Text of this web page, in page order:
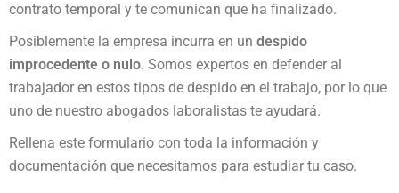
contrato temporal y te comunican que ha finalizado.
Posiblemente la empresa incurra en un despido
improcedente o nulo. Somos expertos en defender al
trabajador en estos tipos de despido en el trabajo, por lo que
uno de nuestro abogados laboralistas te ayudará.
Rellena este formulario con toda la información y
documentación que necesitamos para estudiar tu caso.